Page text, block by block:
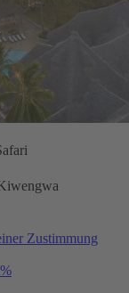
Zustimmung